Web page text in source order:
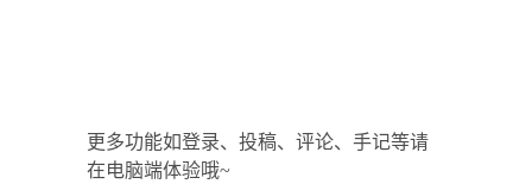
更多功能如登录、投稿、评论、手记等请
在电脑端体验哦~